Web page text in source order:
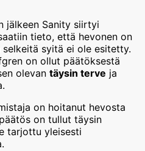
jälkeen Sanity siirtyi
tieto, että hevonen on
syitä ei ole esitetty.
on ollut päätöksestä
olevan täysin terve ja
on hoitanut hevosta
on tullut täysin
tarjottu yleisesti